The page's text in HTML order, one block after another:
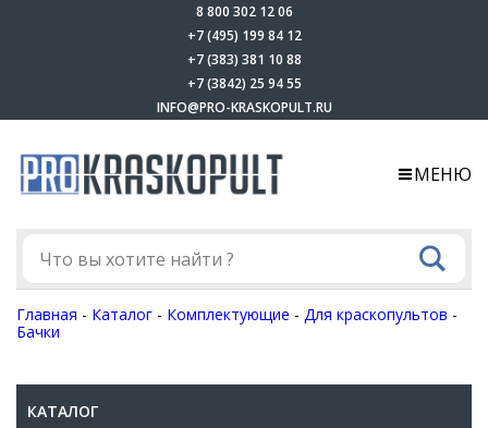
8 800 302 12 06
+7 (495) 199 84 12
+7 (383) 381 10 88
+7 (3842) 25 94 55
INFO@PRO-KRASKOPULT.RU
МЕНЮ
Главная - Каталог - Комплектующие - Для краскопультов -
Бачки
КАТАЛОГ